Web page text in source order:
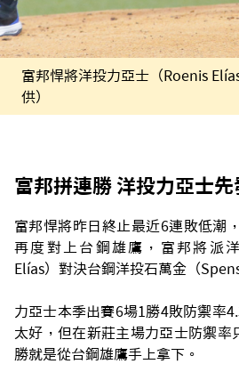
富邦悍將洋投力亞士（Roenis
供）
富邦拼連勝 洋投力亞士先
富邦悍將昨日終止最近6連敗低潮
再度對上台鋼雄鷹，富邦將派
Elías）對決台鋼洋投石萬金（
力亞士本季出賽6場1勝4敗防禦率
太好，但在新莊主場力亞士防禦率
勝就是從台鋼雄鷹手上拿下。